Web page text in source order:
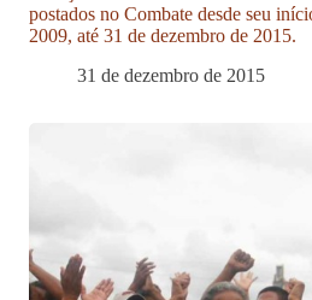
postados no Combate desde seu
2009, até 31 de dezembro de 2015.
31 de dezembro de 2015